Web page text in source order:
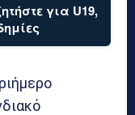
για U19,